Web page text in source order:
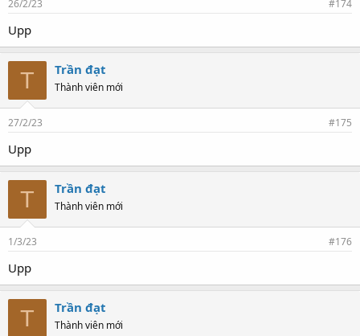
26/2/23 #174
Upp
T Trần đạt
Thành viên mới
27/2/23 #175
Upp
T Trần đạt
Thành viên mới
1/3/23 #176
Upp
T Trần đạt
Thành viên mới